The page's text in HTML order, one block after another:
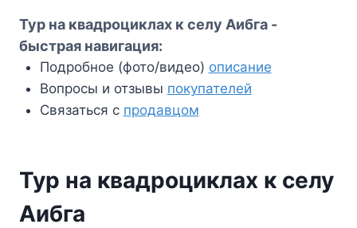
селу
Аибга
Тур на квадроциклах к селу Аибга -
быстрая навигация:
Подробное (фото/видео) описание
Вопросы и отзывы покупателей
Связаться с продавцом
Тур на квадроциклах к селу
Аибга